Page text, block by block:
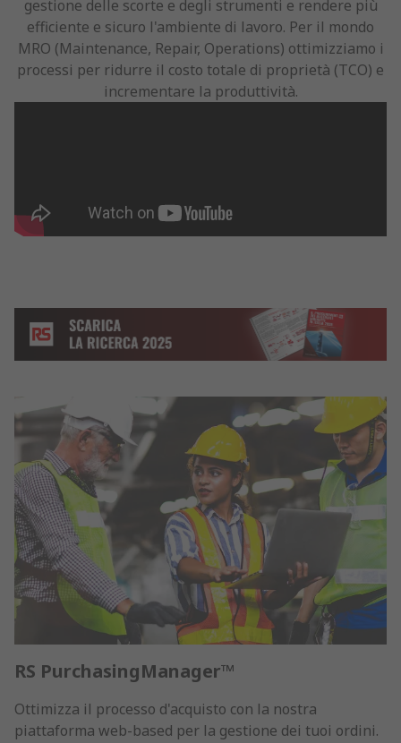
gestione delle scorte e degli strumenti e rendere più
efficiente e sicuro l'ambiente di lavoro. Per il mondo
MRO (Maintenance, Repair, Operations) ottimizziamo i
processi per ridurre il costo totale di proprietà (TCO) e
incrementare la produttività.
RS PurchasingManager™
Ottimizza il processo d'acquisto con la nostra
piattaforma web-based per la gestione dei tuoi ordini.